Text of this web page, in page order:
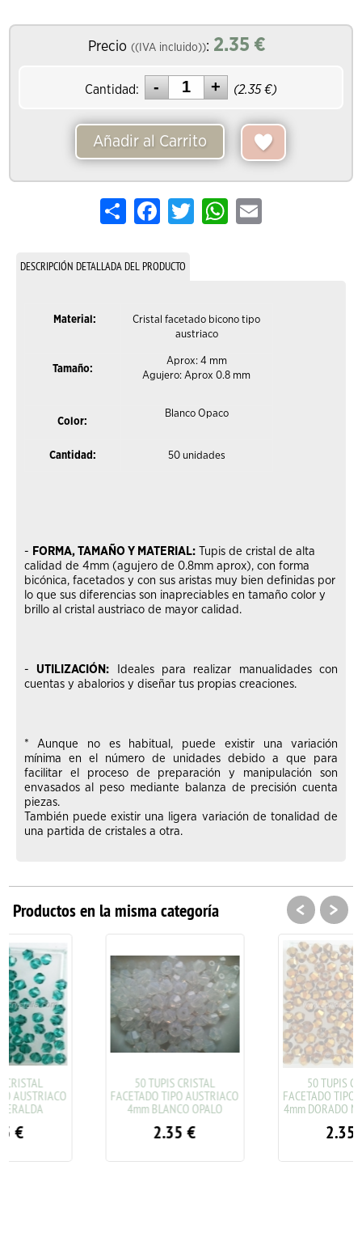
Precio ((IVA incluido)): 2.35 €
Cantidad: (2.35€)
Añadir al Carrito
Share FacebookTwitterWhatsApp
Email
DESCRIPCIÓN DETALLADA DEL PRODUCTO
Material:
Cristal facetado bicono tipo
austriaco
Tamaño:
Aprox: 4 mm
Agujero: Aprox 0.8 mm
Color:
Blanco Opaco
Cantidad: 50 unidades
- FORMA, TAMAÑO Y MATERIAL:Tupis de cristal de alta
calidad de 4mm (agujero de 0.8mm aprox), con forma
bicónica, facetados y con sus aristas muy bien definidas por
lo que sus diferencias son inapreciables en tamaño color y
brillo al cristal austriaco de mayor calidad.
- UTILIZACIÓN: Ideales para realizar manualidades con
cuentas y abalorios y diseñar tus propias creaciones.
* Aunque no es habitual, puede existir una variación
mínima en el número de unidades debido a que para
facilitar el proceso de preparación y manipulación son
envasados al peso mediante balanza de precisión cuenta
piezas.
También puede existir una ligera variación de tonalidad de
una partida de cristales a otra.
Productos en la misma categoría
50 TUPIS CRISTAL
FACETADO TIPO AUSTRIACO
4mm BLANCO OPALO
50 TUPIS CRISTAL
FACETADO TIPO AUSTRIACO
4mm DORADO METALIZADO
< >